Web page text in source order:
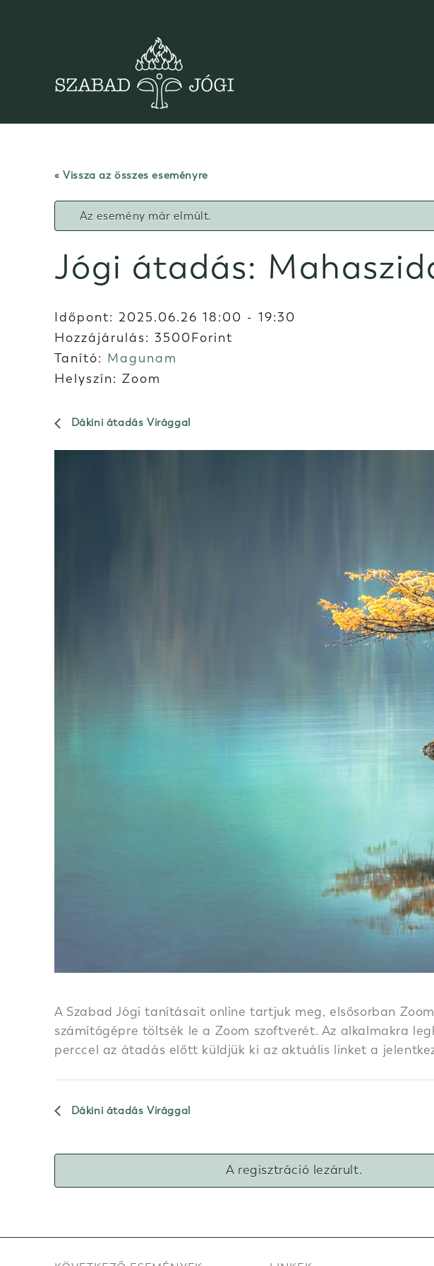
« Vissza az összes eseményre
Az esemény már elmúlt.
Jógi átadás:
Időpont: 2025.06.26 18:00 - 19:30
Hozzájárulás: 3500Forint
Tanító: Magunam
Helyszín: Zoom
Dákini átadás Virággal
A Szabad Jógi tanításait online tartjuk meg, elsősorban
számítógépre töltsék le a Zoom szoftverét. Az alkalmakra
perccel az átadás előtt küldjük ki az aktuális linket a
Dákini átadás Virággal
A regisztráció lezárult.